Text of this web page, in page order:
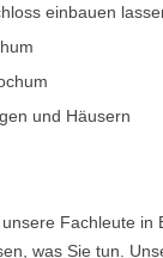
einbauen
und Häusern
Fachleute
was Sie tun.